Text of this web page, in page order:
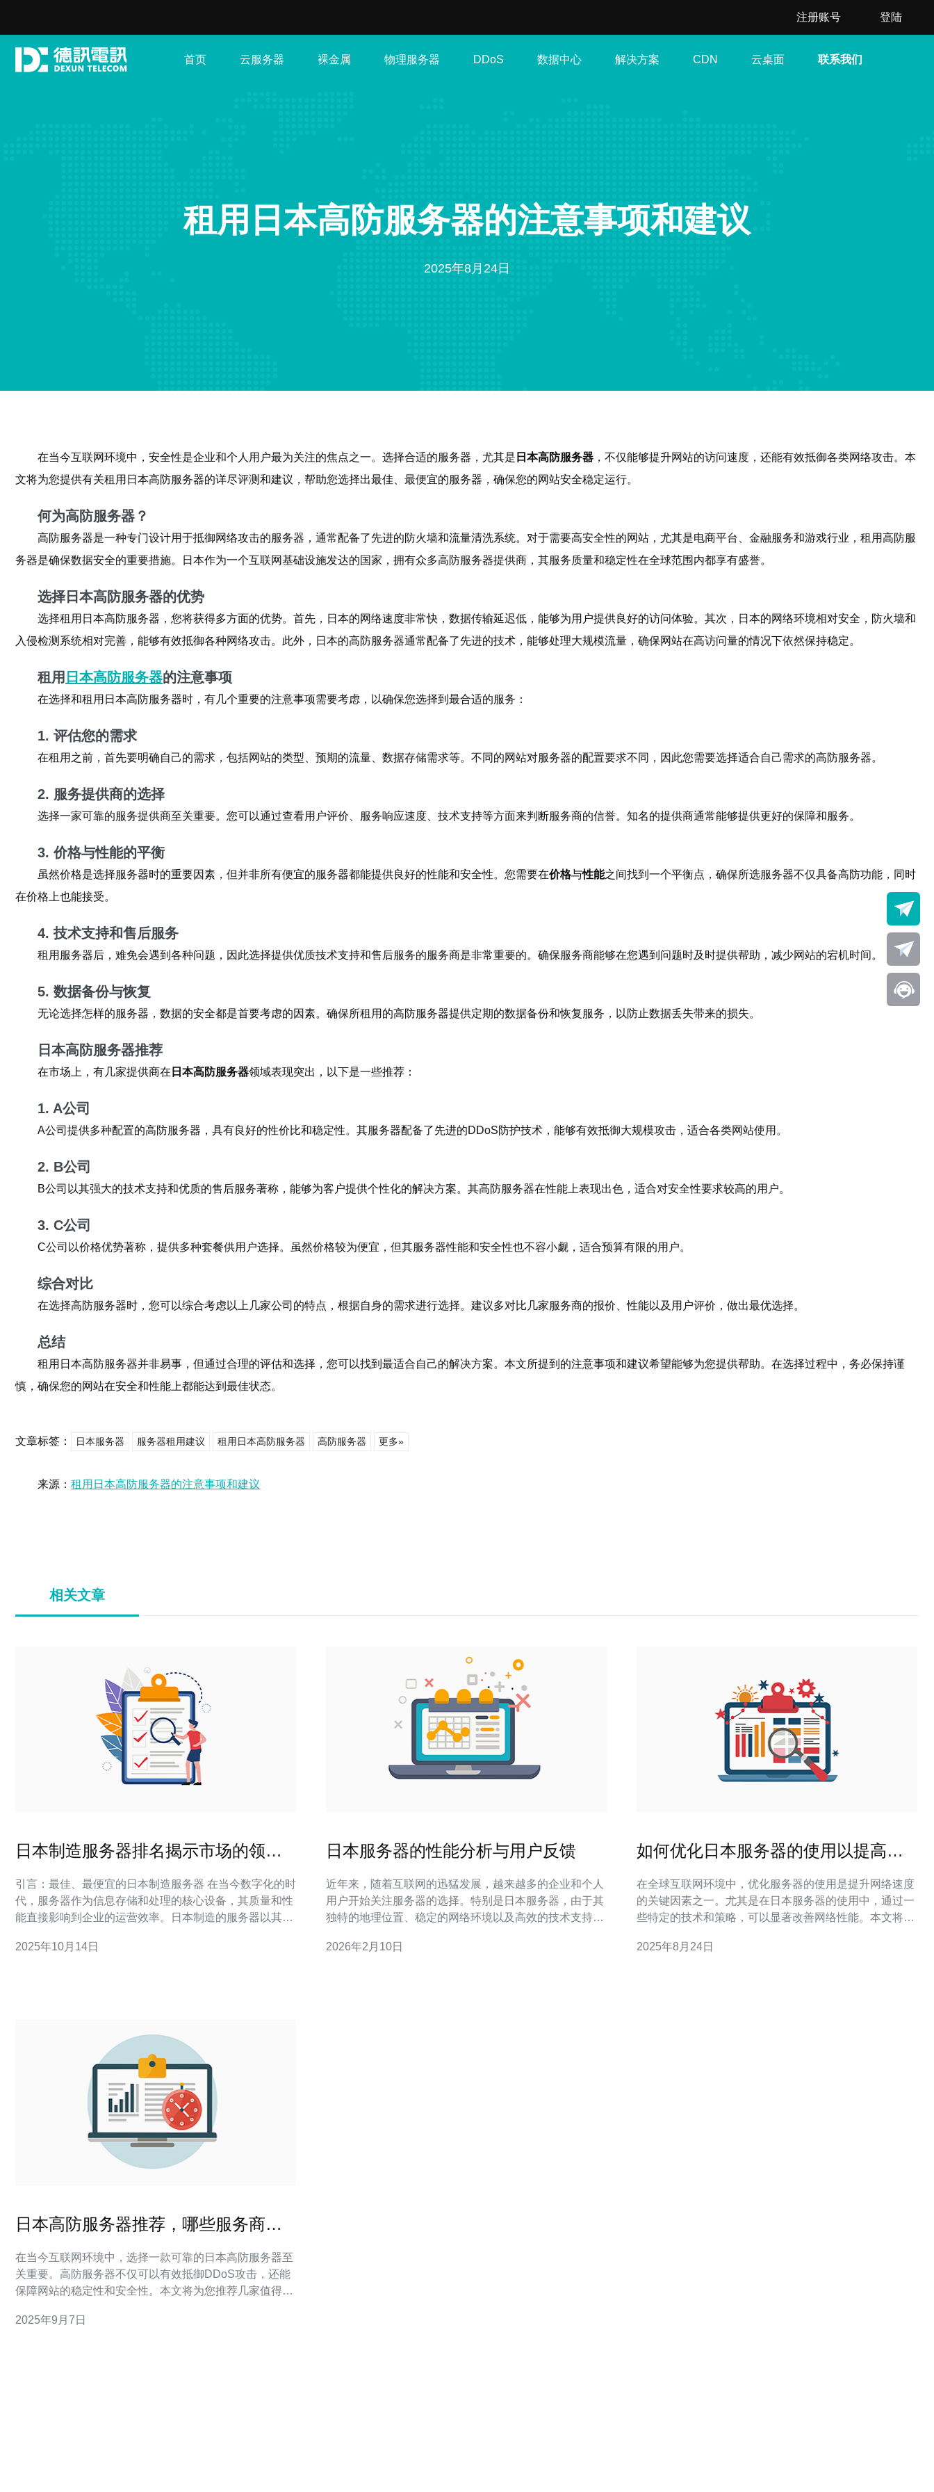
注册账号 登陆
首页 云服务器 裸金属 物理服务器 DDoS 数据中心 解决方案 CDN 云桌面 联系我们
租用日本高防服务器的注意事项和建议
2025年8月24日
在当今互联网环境中，安全性是企业和个人用户最为关注的焦点之一。选择合适的服务器，尤其是 日本高防服务器 ，不仅能够提升网站的访问速度，还能有效抵御各类网络攻击。本
文将为您提供有关租用日本高防服务器的详尽评测和建议，帮助您选择出最佳、最便宜的服务器，确保您的网站安全稳定运行。
何为高防服务器？
高防服务器是一种专门设计用于抵御网络攻击的服务器，通常配备了先进的防火墙和流量清洗系统。对于需要高安全性的网站，尤其是电商平台、金融服务和游戏行业，租用高防服
务器是确保数据安全的重要措施。日本作为一个互联网基础设施发达的国家，拥有众多高防服务器提供商，其服务质量和稳定性在全球范围内都享有盛誉。
选择日本高防服务器的优势
选择租用日本高防服务器，您将获得多方面的优势。首先，日本的网络速度非常快，数据传输延迟低，能够为用户提供良好的访问体验。其次，日本的网络环境相对安全，防火墙和
入侵检测系统相对完善，能够有效抵御各种网络攻击。此外，日本的高防服务器通常配备了先进的技术，能够处理大规模流量，确保网站在高访问量的情况下依然保持稳定。
租用 日本高防服务器的注意事项
在选择和租用日本高防服务器时，有几个重要的注意事项需要考虑，以确保您选择到最合适的服务：
1. 评估您的需求
在租用之前，首先要明确自己的需求，包括网站的类型、预期的流量、数据存储需求等。不同的网站对服务器的配置要求不同，因此您需要选择适合自己需求的高防服务器。
2. 服务提供商的选择
选择一家可靠的服务提供商至关重要。您可以通过查看用户评价、服务响应速度、技术支持等方面来判断服务商的信誉。知名的提供商通常能够提供更好的保障和服务。
3. 价格与性能的平衡
虽然价格是选择服务器时的重要因素，但并非所有便宜的服务器都能提供良好的性能和安全性。您需要在价格与性能之间找到一个平衡点，确保所选服务器不仅具备高防功能，同时
在价格上也能接受。
4. 技术支持和售后服务
租用服务器后，难免会遇到各种问题，因此选择提供优质技术支持和售后服务的服务商是非常重要的。确保服务商能够在您遇到问题时及时提供帮助，减少网站的宕机时间。
5. 数据备份与恢复
无论选择怎样的服务器，数据的安全都是首要考虑的因素。确保所租用的高防服务器提供定期的数据备份和恢复服务，以防止数据丢失带来的损失。
日本高防服务器推荐
在市场上，有几家提供商在 日本高防服务器领域表现突出，以下是一些推荐：
1. A公司
A公司提供多种配置的高防服务器，具有良好的性价比和稳定性。其服务器配备了先进的DDoS防护技术，能够有效抵御大规模攻击，适合各类网站使用。
2. B公司
B公司以其强大的技术支持和优质的售后服务著称，能够为客户提供个性化的解决方案。其高防服务器在性能上表现出色，适合对安全性要求较高的用户。
3. C公司
C公司以价格优势著称，提供多种套餐供用户选择。虽然价格较为便宜，但其服务器性能和安全性也不容小觑，适合预算有限的用户。
综合对比
在选择高防服务器时，您可以综合考虑以上几家公司的特点，根据自身的需求进行选择。建议多对比几家服务商的报价、性能以及用户评价，做出最优选择。
总结
租用日本高防服务器并非易事，但通过合理的评估和选择，您可以找到最适合自己的解决方案。本文所提到的注意事项和建议希望能够为您提供帮助。在选择过程中，务必保持谨
慎，确保您的网站在安全和性能上都能达到最佳状态。
文章标签： 日本服务器 服务器租用建议 租用日本高防服务器 高防服务器 更多»
来源： 租用日本高防服务器的注意事项和建议
相关文章
日本制造服务器排名揭示市场的领导
引言：最佳、最便宜的日本制造服务器 在当今数字化的时
代，服务器作为信息存储和处理的核心设备，其质量和性
能直接影响到企业的运营效率。日本制造的服务器以其卓
入探讨日本制造的服务器排名，揭示市场中的领导者与创
2025年10月14日
日本服务器的性能分析与用户反馈
近年来，随着互联网的迅猛发展，越来越多的企业和个人
用户开始关注服务器的选择。特别是日本服务器，由于其
独特的地理位置、稳定的网络环境以及高效的技术支持，
及用户反馈却是一个值得深入探讨的话题。本文将对日本
2026年2月10日
如何优化日本服务器的使用以提高网
在全球互联网环境中，优化服务器的使用是提升网络速度
的关键因素之一。尤其是在日本服务器的使用中，通过一
些特定的技术和策略，可以显著改善网络性能。本文将探
访问速度和用户体验。 为什么选择日本服务器？ 选择日
2025年8月24日
日本高防服务器推荐，哪些服务商值
在当今互联网环境中，选择一款可靠的日本高防服务器至
关重要。高防服务器不仅可以有效抵御DDoS攻击，还能
保障网站的稳定性和安全性。本文将为您推荐几家值得信
的选择。 日本高防服务器有哪些优势？ 选择日本高防服
2025年9月7日